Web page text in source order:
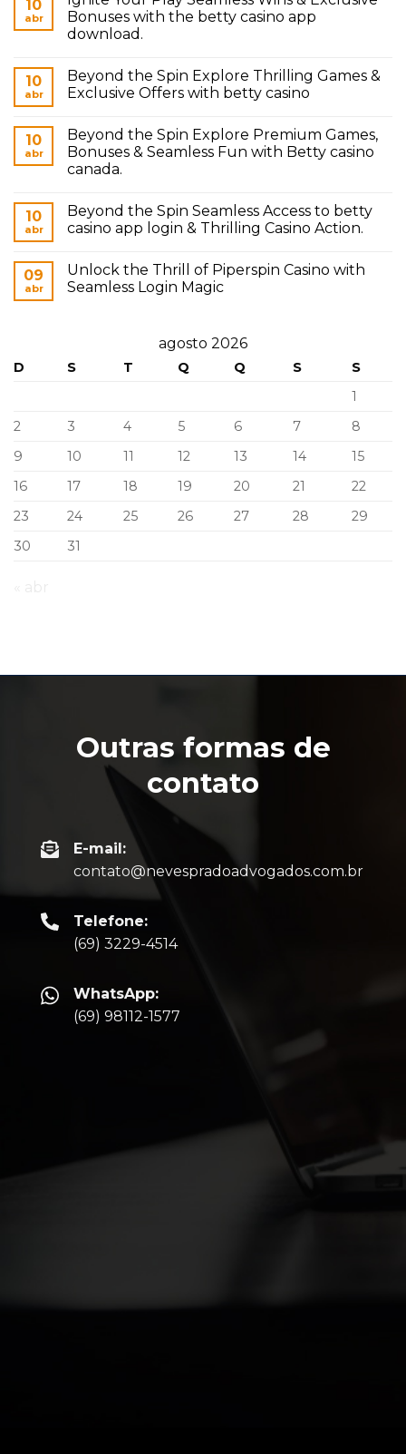
10
abr
Bonuses with the betty casino app
download.
10
abr
Beyond the Spin Explore Thrilling Games &
Exclusive Offers with betty casino
10
abr
Beyond the Spin Explore Premium Games,
Bonuses & Seamless Fun with Betty casino
canada.
10
abr
Beyond the Spin Seamless Access to betty
casino app login & Thrilling Casino Action.
09
abr
Unlock the Thrill of Piperspin Casino with
Seamless Login Magic
agosto 2026
D S T Q Q S
S
1
2
3 4 5 6 7
8
9
10 11 12 13 14
15
16
17 18 19 20 21
22
23
24 25 26 27 28
29
30
31
Outras formas de
contato
E-mail:
contato@nevespradoadvogados.com.br
Telefone:
(69) 3229-4514
WhatsApp:
(69) 98112-1577